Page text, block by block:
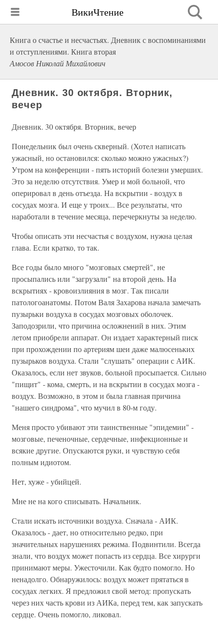
ВикиЧтение
Книга о счастье и несчастьях. Дневник с воспоминаниями
и отступлениями. Книга вторая
Амосов Николай Михайлович
Дневник. 30 октября. Вторник,
вечер
Дневник. 30 октября. Вторник, вечер
Понедельник был очень скверный. (Хотел написать
ужасный, но остановился: сколько можно ужасных?)
Утром на конференции - пять историй болезни умерших.
Это за неделю отсутствия. Умер и мой больной, что
оперировал в день отъезда. На вскрытии - воздух в
сосудах мозга. И еще у троих... Все результаты, что
наработали в течение месяца, перечеркнуты за неделю.
Чтобы описать эти несчастья с воздухом, нужна целая
глава. Если кратко, то так.
Все годы было много "мозговых смертей", не
просыпались или "загрузали" на второй день. На
вскрытиях - кровоизлияния в мозг. Так писали
патологоанатомы. Потом Валя Захарова начала замечать
пузырьки воздуха в сосудах мозговых оболочек.
Заподозрили, что причина осложнений в них. Этим
летом приобрели аппарат. Он издает характерный писк
при прохождении по артериям шеи даже малюсеньких
пузырьков воздуха. Стали "слушать" операции с АИК.
Оказалось, если нет звуков, больной просыпается. Сильно
"пищит" - кома, смерть, и на вскрытии в сосудах мозга -
воздух. Возможно, в этом и была главная причина
"нашего синдрома", что мучил в 80-м году.
Меня просто убивают эти таинственные "эпидемии" -
мозговые, печеночные, сердечные, инфекционные и
всякие другие. Опускаются руки, и чувствую себя
полным идиотом.
Нет, хуже - убийцей.
Мне не на кого списывать. Начальник.
Стали искать источники воздуха. Сначала - АИК.
Оказалось - дает, но относительно редко, при
значительных нарушениях режима. Подвинтили. Всегда
знали, что воздух может попасть из сердца. Все хирурги
принимают меры. Ужесточили. Как будто помогло. Но
ненадолго. Обнаружилось: воздух может прятаться в
сосудах легких. Я предложил свой метод: пропускать
через них часть крови из АИКа, перед тем, как запускать
сердце. Очень помогло, ликовал.